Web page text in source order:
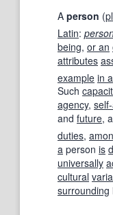
A person (
Latin:
being, or an
attributes
example in a
Such
agency,
and future,
duties,
a person is
universally
cultural
surrounding